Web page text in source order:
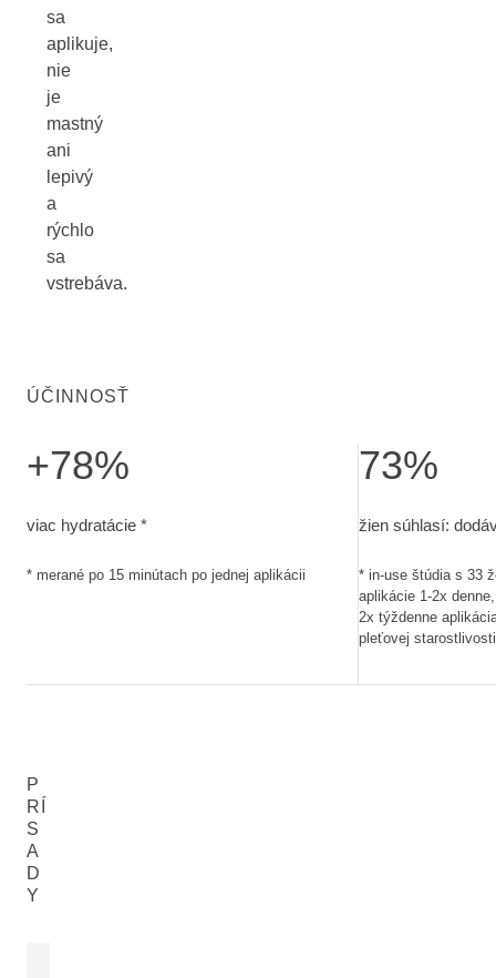
sa
aplikuje,
nie
je
mastný
ani
lepivý
a
rýchlo
sa
vstrebáva.
ÚČINNOSŤ
+78%
viac hydratácie *
* merané po 15 minútach po jednej aplikácii
73%
žien súhlasí:
* in-use štúdia s 33
aplikácie 1-2x
2x týždenne
pleťovej starostlivosti
P
RÍ
S
A
D
Y